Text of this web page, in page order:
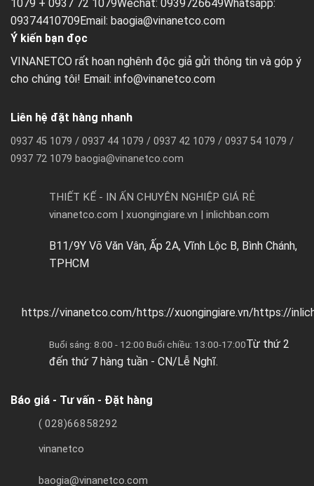
1079 + 0937 72 1079Wechat: 0939726649Whatsapp:
09374410709Email: baogia@vinanetco.com
Ý kiến bạn đọc
VINANETCO rất hoan nghênh độc giả gửi thông tin và góp ý
cho chúng tôi! Email: info@vinanetco.com
Liên hệ đặt hàng nhanh
0937 45 1079 / 0937 44 1079 / 0937 42 1079 / 0937 54 1079 /
0937 72 1079 baogia@vinanetco.com
THIẾT KẾ - IN ẤN CHUYÊN NGHIỆP GIÁ RẺ
vinanetco.com | xuongingiare.vn | inlichban.com
B11/9Y Võ Văn Vân, Ấp 2A, Vĩnh Lộc B, Bình Chánh,
TPHCM
https://vinanetco.com/https://xuongingiare.vn/https://
Buổi sáng: 8:00 - 12:00 Buổi chiều: 13:00-17:00Từ thứ 2
đến thứ 7 hàng tuần - CN/Lễ Nghĩ.
Báo giá - Tư vấn - Đặt hàng
( 028)66858292
vinanetco
baogia@vinanetco.com